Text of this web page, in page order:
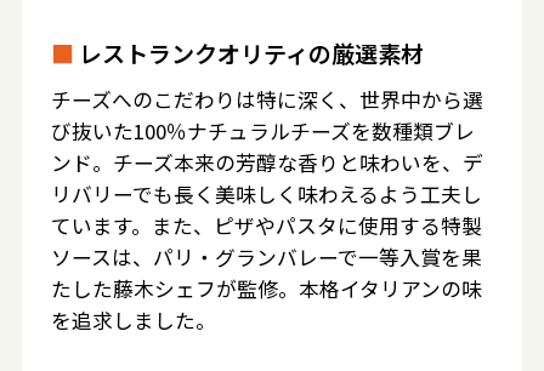
■ レストランクオリティの厳選素材
チーズへのこだわりは特に深く、世界中から選
び抜いた100％ナチュラルチーズを数種類ブレ
ンド。チーズ本来の芳醇な香りと味わいを、デ
リバリーでも長く美味しく味わえるよう工夫し
ています。また、ピザやパスタに使用する特製
ソースは、パリ・グランバレーで一等入賞を果
たした藤木シェフが監修。本格イタリアンの味
を追求しました。